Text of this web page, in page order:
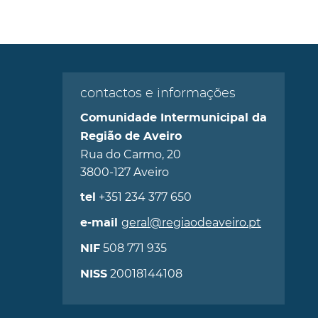
contactos e informações
Comunidade Intermunicipal da
Região de Aveiro
Rua do Carmo, 20
3800-127 Aveiro
tel +351 234 377 650
e-mail geral@regiaodeaveiro.pt
NIF508 771 935
NISS20018144108